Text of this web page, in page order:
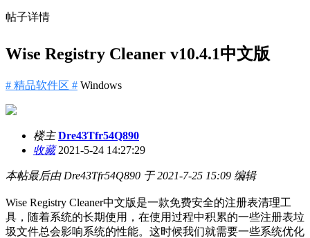
帖子详情
Wise Registry Cleaner v10.4.1中文版
# 精品软件区 # Windows
楼主 Dre43Tfr54Q890
收藏2021-5-24 14:27:29
本帖最后由 Dre43Tfr54Q890 于 2021-7-25 15:09 编辑
Wise Registry Cleaner中文版是一款免费安全的注册表清理工
具，随着系统的长期使用，在使用过程中积累的一些注册表垃
圾文件总会影响系统的性能。这时候我们就需要一些系统优化